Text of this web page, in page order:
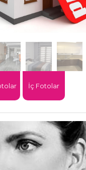
İç Fotolar